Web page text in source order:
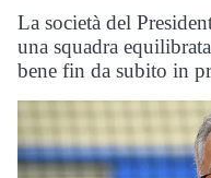
La società del
una squadra
bene fin da subito in